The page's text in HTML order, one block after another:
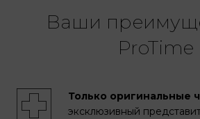
Ваши
ProTime
Только оригинальные
эксклюзивный